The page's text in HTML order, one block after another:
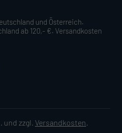
und Österreich.
ab 120,- €. Versandkosten
und zzgl. Versandkosten.